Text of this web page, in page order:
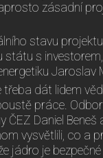
zásadní
stavu
s
Jaroslav
třeba dát lidem
práce.
ČEZ Daniel
vysvětlili, co a
jádro je bezpečné